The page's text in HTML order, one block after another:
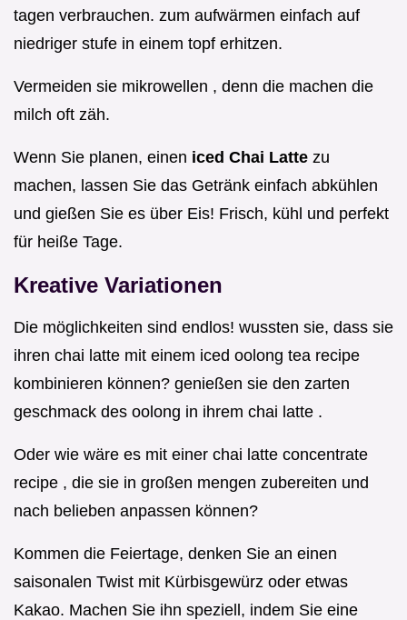
tagen verbrauchen. zum aufwärmen einfach auf
niedriger stufe in einem topf erhitzen.
Vermeiden sie mikrowellen , denn die machen die
milch oft zäh.
Wenn Sie planen, einen iced Chai Latte zu
machen, lassen Sie das Getränk einfach abkühlen
und gießen Sie es über Eis! Frisch, kühl und perfekt
für heiße Tage.
Kreative Variationen
Die möglichkeiten sind endlos! wussten sie, dass sie
ihren chai latte mit einem iced oolong tea recipe
kombinieren können? genießen sie den zarten
geschmack des oolong in ihrem chai latte .
Oder wie wäre es mit einer chai latte concentrate
recipe , die sie in großen mengen zubereiten und
nach belieben anpassen können?
Kommen die Feiertage, denken Sie an einen
saisonalen Twist mit Kürbisgewürz oder etwas
Kakao. Machen Sie ihn speziell, indem Sie eine